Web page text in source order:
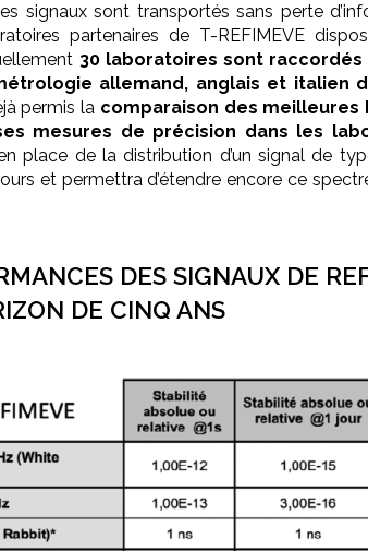
signaux sont transportés sans perte
partenaires de T-REFIMEVE
30 laboratoires sont raccordés
allemand, anglais et italien
permis la comparaison des
mesures de précision dans les
place de la distribution d’un signal de
et permettra d’étendre encore ce
DES SIGNAUX DE
DE CINQ ANS